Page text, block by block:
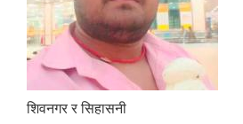
शिवनगर र सिहासनी